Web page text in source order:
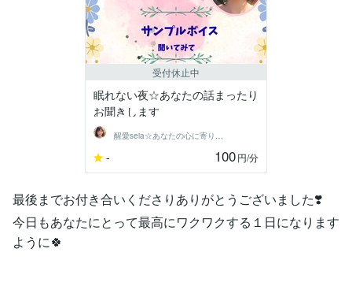
受付休止中
眠れない夜☆あなたの話まったり
お聞きします
- 100円/分
最後までお付き合いくださりありがとうございました❣️
今日もあなたにとって最高にワクワクする１日になります
ように🍀